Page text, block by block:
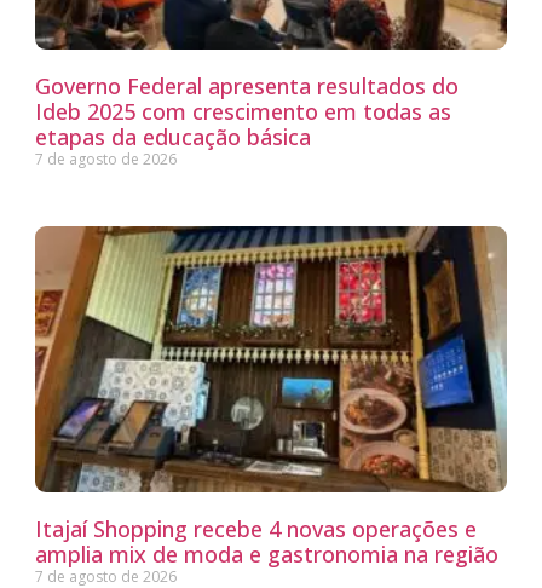
Governo Federal apresenta resultados do
Ideb 2025 com crescimento em todas as
etapas da educação básica
7 de agosto de 2026
Itajaí Shopping recebe 4 novas operações e
amplia mix de moda e gastronomia na região
7 de agosto de 2026